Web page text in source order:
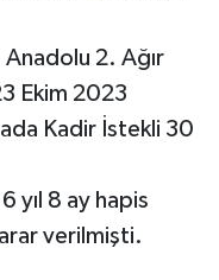
Anadolu 2. Ağır
Ekim 2023
Kadir İstekli 30
yıl 8 ay hapis
verilmişti.